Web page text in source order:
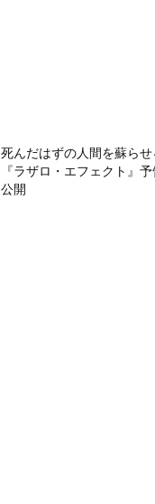
死んだはずの人間を蘇ら
『ラザロ・エフェクト』
公開